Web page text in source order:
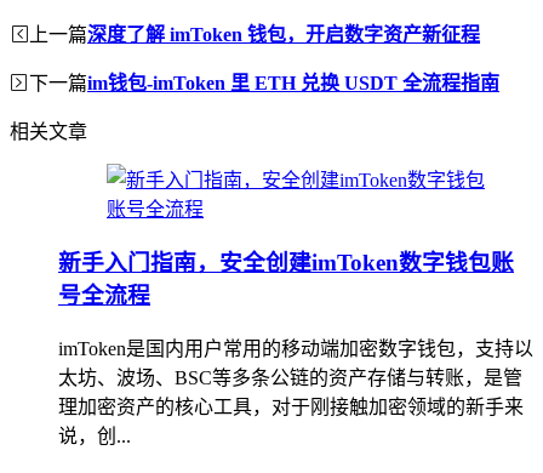
上一篇深度了解 imToken 钱包，开启数字资产新征程
下一篇im钱包-imToken 里 ETH 兑换 USDT 全流程指南
相关文章
新手入门指南，安全创建imToken数字钱包账
号全流程
imToken是国内用户常用的移动端加密数字钱包，支持以
太坊、波场、BSC等多条公链的资产存储与转账，是管
理加密资产的核心工具，对于刚接触加密领域的新手来
说，创...